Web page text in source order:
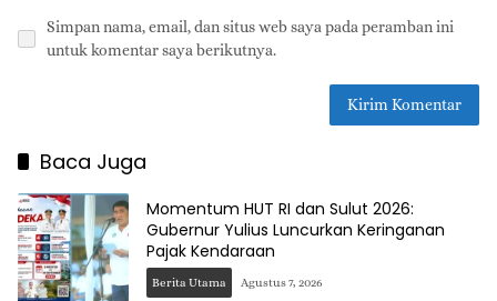
Simpan nama, email, dan situs web saya pada peramban ini
untuk komentar saya berikutnya.
Baca Juga
Momentum HUT RI dan Sulut 2026:
Gubernur Yulius Luncurkan Keringanan
Pajak Kendaraan
Berita Utama Agustus 7, 2026